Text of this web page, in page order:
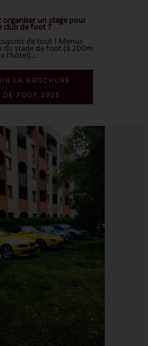
organiser un stage pour
club de foot ?
de tout ! Menus
du stade de foot (à 200m
l'hôtel)...
LA BROCHURE
DE FOOT 2025